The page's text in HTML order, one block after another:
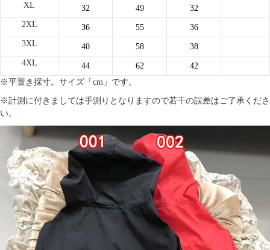
XL
32 49
32
2XL
36 55
36
3XL
40 58
38
4XL
44 62
42
※平置き採寸。サイズ「cm」です。
※計測に付きましては手測りとなりますので若干の誤差はご了承くださ
い。